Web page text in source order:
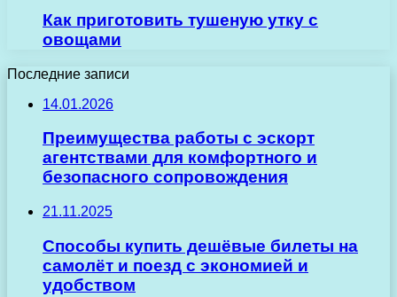
Как приготовить тушеную утку с
овощами
Последние записи
14.01.2026
Преимущества работы с эскорт
агентствами для комфортного и
безопасного сопровождения
21.11.2025
Способы купить дешёвые билеты на
самолёт и поезд с экономией и
удобством